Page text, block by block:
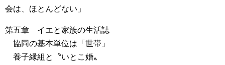
会は、ほとんどない」
第五章 イエと家族の生活誌
協同の基本単位は「世帯」
養子縁組と〝いとこ婚〟